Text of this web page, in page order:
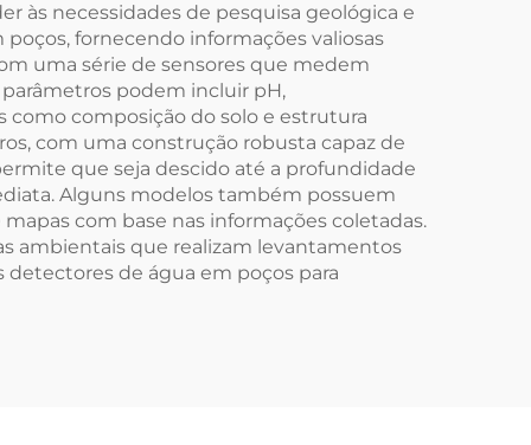
às necessidades de pesquisa geológica e
fornecendo informações valiosas
uma série de sensores que medem
podem incluir pH,
composição do solo e estrutura
com uma construção robusta capaz de
que seja descido até a profundidade
Alguns modelos também possuem
com base nas informações coletadas.
ambientais que realizam levantamentos
detectores de água em poços para